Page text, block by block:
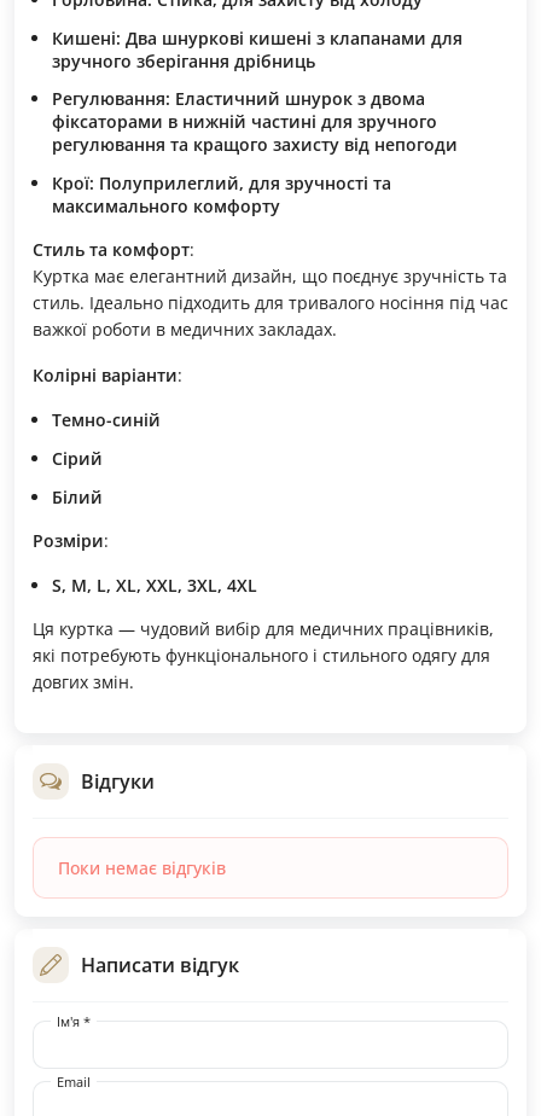
Кишені: Два шнуркові кишені з клапанами для
зручного зберігання дрібниць
Регулювання: Еластичний шнурок з двома
фіксаторами в нижній частині для зручного
регулювання та кращого захисту від непогоди
Крої: Полуприлеглий, для зручності та
максимального комфорту
Стиль та комфорт:
Куртка має елегантний дизайн, що поєднує зручність та
стиль. Ідеально підходить для тривалого носіння під час
важкої роботи в медичних закладах.
Колірні варіанти:
Темно-синій
Сірий
Білий
Розміри:
S, M, L, XL, XXL, 3XL, 4XL
Ця куртка — чудовий вибір для медичних працівників,
які потребують функціонального і стильного одягу для
довгих змін.
Відгуки
Поки немає відгуків
Написати відгук
Ім'я *
Email